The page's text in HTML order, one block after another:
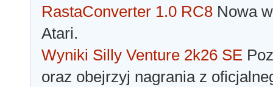
RastaConverter 1.0 RC8 Nowa
Atari.
Wyniki Silly Venture 2k26 SE
oraz obejrzyj nagrania z